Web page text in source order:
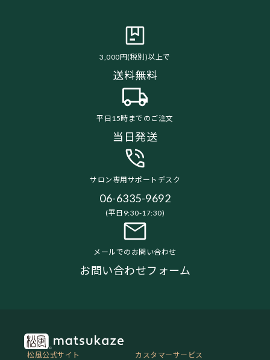
3,000円(税別)以上で
送料無料
平日15時までのご注文
当日発送
サロン専用サポートデスク
06-6335-9692
(平日9:30-17:30)
メールでのお問い合わせ
お問い合わせフォーム
松風公式サイト カスタマーサービス